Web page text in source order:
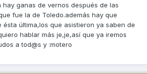
hay ganas de vernos después de las
fue la de Toledo.además hay que
última,los que asistieron ya saben de
hablar más je,je,así que ya iremos
a tod@s y :motero